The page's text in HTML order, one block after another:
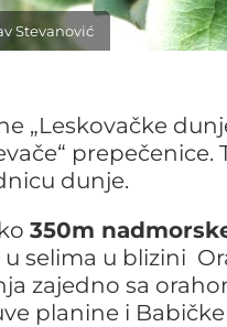
Stevanović
„Leskovačke
dunje.
350m
selima u blizini
zajedno sa
planine i Babičke